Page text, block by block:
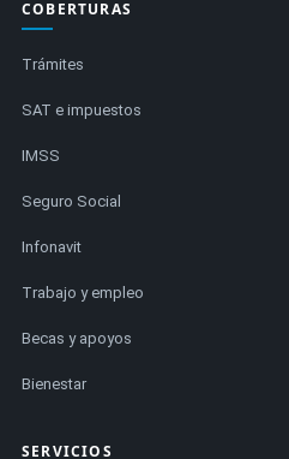
COBERTURAS
Trámites
SAT e impuestos
IMSS
Seguro Social
Infonavit
Trabajo y empleo
Becas y apoyos
Bienestar
SERVICIOS